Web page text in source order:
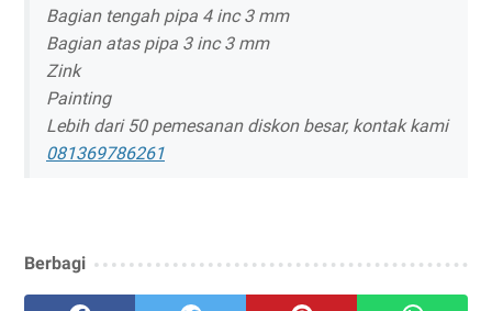
Bagian tengah pipa 4 inc 3 mm
Bagian atas pipa 3 inc 3 mm
Zink
Painting
Lebih dari 50 pemesanan diskon besar, kontak kami
081369786261
Berbagi